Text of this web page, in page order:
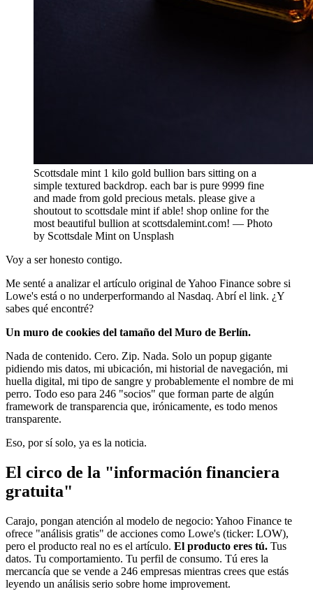
Scottsdale mint 1 kilo gold bullion bars sitting on a
simple textured backdrop. each bar is pure 9999 fine
and made from gold precious metals. please give a
shoutout to scottsdale mint if able! shop online for the
most beautiful bullion at scottsdalemint.com! — Photo
by Scottsdale Mint on Unsplash
Voy a ser honesto contigo.
Me senté a analizar el artículo original de Yahoo Finance sobre si
Lowe's está o no underperformando al Nasdaq. Abrí el link. ¿Y
sabes qué encontré?
Un muro de cookies del tamaño del Muro de Berlín.
Nada de contenido. Cero. Zip. Nada. Solo un popup gigante
pidiendo mis datos, mi ubicación, mi historial de navegación, mi
huella digital, mi tipo de sangre y probablemente el nombre de mi
perro. Todo eso para 246 "socios" que forman parte de algún
framework de transparencia que, irónicamente, es todo menos
transparente.
Eso, por sí solo, ya es la noticia.
El circo de la "información financiera
gratuita"
Carajo, pongan atención al modelo de negocio: Yahoo Finance te
ofrece "análisis gratis" de acciones como Lowe's (ticker: LOW),
pero el producto real no es el artículo. El producto eres tú. Tus
datos. Tu comportamiento. Tu perfil de consumo. Tú eres la
mercancía que se vende a 246 empresas mientras crees que estás
leyendo un análisis serio sobre home improvement.